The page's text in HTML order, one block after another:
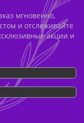
мгновенно,
и отслеживайте
акции и